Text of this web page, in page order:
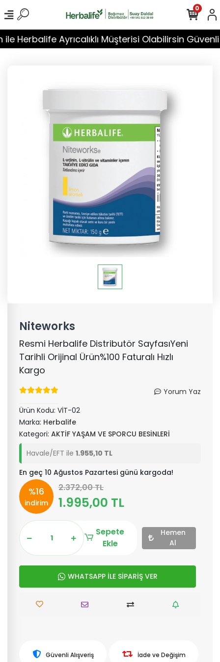
Herbalife Ayrıcalıklı Müşterisi Olabilirsin Güvenli
0
Niteworks
Resmi Herbalife Distributör SayfasıYeni
Tarihli Orijinal Ürün%100 Faturalı Hızlı
Kargo
Yorum Yaz
Ürün Kodu: VİT-02
Marka: Herbalife
Kategori: AKTİF YAŞAM VE SPORCU BESİNLERİ
Havale/EFT ile 1.955,10 TL
En geç 10 Ağustos Pazartesi günü kargoda!
%16
indirim
2.372,00 TL
1.995,00 TL
Sepete
Ekle
Hemen
Al
WHATSAPP İLE SİPARİŞ VER
Güvenli Alışveriş İade ve Değişim